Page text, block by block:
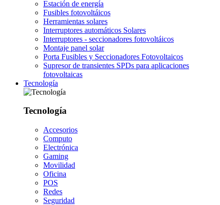
Estación de energía
Fusibles fotovoltáicos
Herramientas solares
Interruptores automáticos Solares
Interruptores - seccionadores fotovoltáicos
Montaje panel solar
Porta Fusibles y Seccionadores Fotovoltaicos
Supresor de transientes SPDs para aplicaciones
fotovoltaicas
Tecnología
Tecnología
Accesorios
Computo
Electrónica
Gaming
Movilidad
Oficina
POS
Redes
Seguridad